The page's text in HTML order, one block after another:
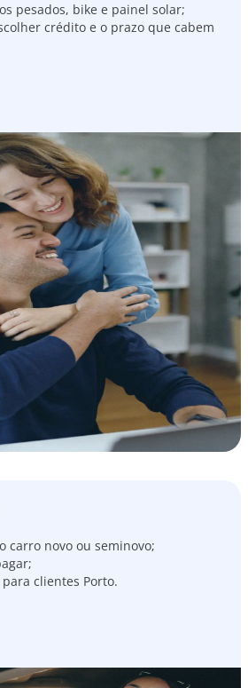
pesados, bike e painel solar;
crédito e o prazo que cabem
carro novo ou seminovo;
clientes Porto.